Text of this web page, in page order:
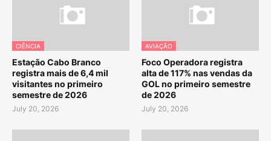
CIÊNCIA
Estação Cabo Branco
registra mais de 6,4 mil
visitantes no primeiro
semestre de 2026
July 20, 2026
AVIAÇÃO
Foco Operadora registra
alta de 117% nas vendas da
GOL no primeiro semestre
de 2026
July 20, 2026